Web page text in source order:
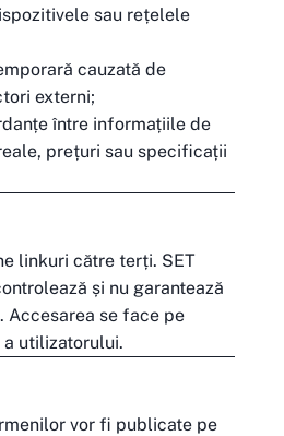
sau rețelele
cauzată de
externi;
între informațiile de
prețuri sau specificații
linkuri către terți. SET
și nu garantează
Accesarea se face pe
utilizatorului.
vor fi publicate pe